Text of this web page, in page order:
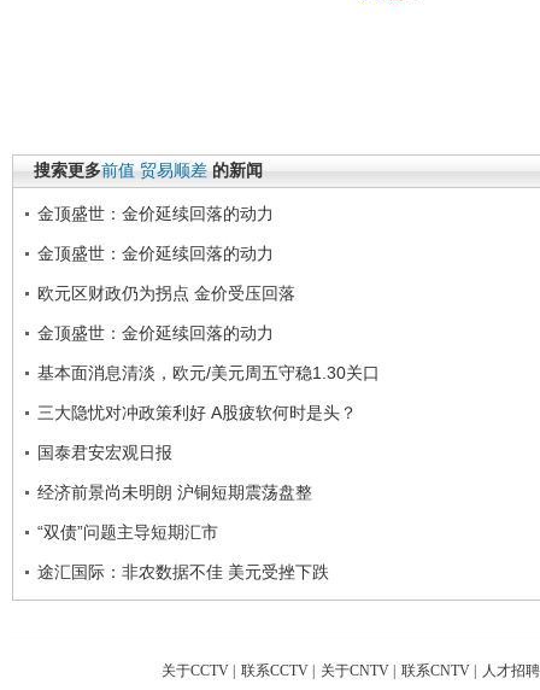
搜索更多前值 贸易顺差 的新闻
金顶盛世：金价延续回落的动力
金顶盛世：金价延续回落的动力
欧元区财政仍为拐点 金价受压回落
金顶盛世：金价延续回落的动力
基本面消息清淡，欧元/美元周五守稳1.30关口
三大隐忧对冲政策利好 A股疲软何时是头？
国泰君安宏观日报
经济前景尚未明朗 沪铜短期震荡盘整
“双债”问题主导短期汇市
途汇国际：非农数据不佳 美元受挫下跌
关于CCTV | 联系CCTV | 关于CNTV | 联系CNTV | 人才招聘